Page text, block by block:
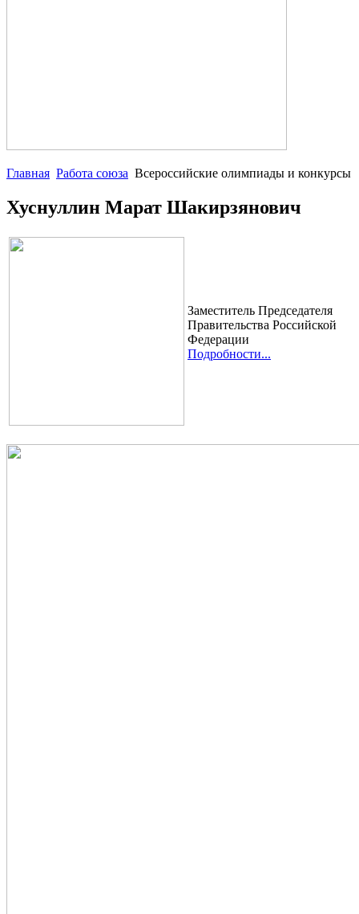
Главная Работа союза Всероссийские олимпиады и конкурсы
Хуснуллин Марат Шакирзянович
Заместитель Председателя
Правительства Российской
Федерации
Подробности...